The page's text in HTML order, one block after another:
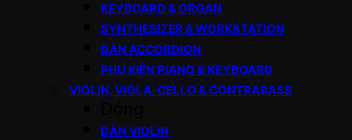
KEYBOARD & ORGAN
SYNTHESIZER & WORKSTATION
ĐÀN ACCORDION
PHỤ KIỆN PIANO & KEYBOARD
VIOLIN, VIOLA, CELLO & CONTRABASS
ĐÀN VIOLIN